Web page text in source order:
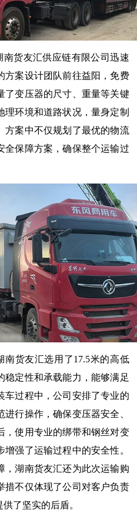
货友汇供应链有限公司迅速
方案设计团队前往益阳，免费
了变压器的尺寸、重量等关键
环境和道路状况，量身定制
方案中不仅规划了最优的物流
全保障方案，确保整个运输过
南货友汇选用了17.5米的高低
稳定性和承载能力，能够满足
车过程中，公司安排了专业的
行操作，确保变压器安全、
，使用专业的绑带和钢丝对变
强了运输过程中的安全性。
，湖南货友汇还为此次运输购
措不仅体现了公司对客户负责
了坚实的后盾。